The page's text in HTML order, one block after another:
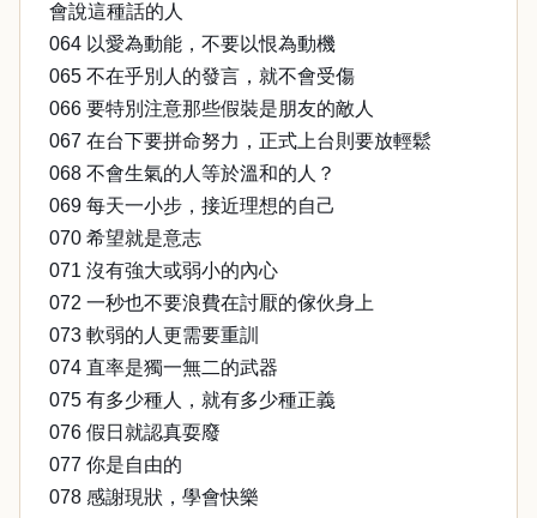
會說這種話的人
064 以愛為動能，不要以恨為動機
065 不在乎別人的發言，就不會受傷
066 要特別注意那些假裝是朋友的敵人
067 在台下要拼命努力，正式上台則要放輕鬆
068 不會生氣的人等於溫和的人？
069 每天一小步，接近理想的自己
070 希望就是意志
071 沒有強大或弱小的內心
072 一秒也不要浪費在討厭的傢伙身上
073 軟弱的人更需要重訓
074 直率是獨一無二的武器
075 有多少種人，就有多少種正義
076 假日就認真耍廢
077 你是自由的
078 感謝現狀，學會快樂